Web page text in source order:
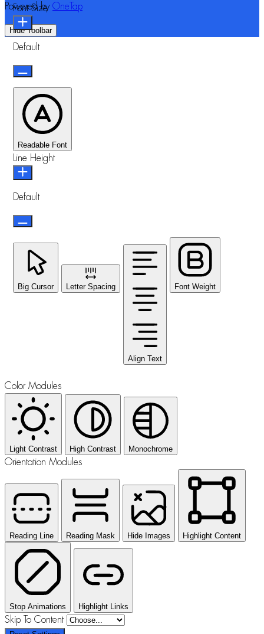
Powered by OneTap
Hide Toolbar
Font Size
Default
Readable Font
Line Height
Default
Big Cursor Letter Spacing
Align Text
Font Weight
Color Modules
Light Contrast High Contrast Monochrome
Orientation Modules
Reading Line Reading Mask Hide Images Highlight Content
Stop Animations Highlight Links
Skip To Content